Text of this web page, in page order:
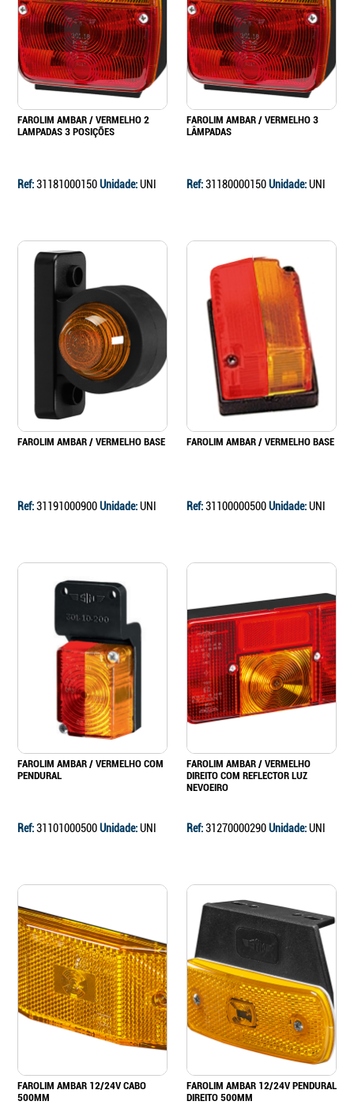
FAROLIM AMBAR / VERMELHO 2
LAMPADAS 3 POSIÇÕES
Ref:31181000150Unidade:UNI
FAROLIM AMBAR / VERMELHO 3
LÂMPADAS
Ref:31180000150Unidade:UNI
FAROLIM AMBAR / VERMELHO BASE
Ref:31191000900Unidade:UNI
FAROLIM AMBAR / VERMELHO BASE
Ref:31100000500Unidade:UNI
FAROLIM AMBAR / VERMELHO COM
PENDURAL
Ref:31101000500Unidade:UNI
FAROLIM AMBAR / VERMELHO
DIREITO COM REFLECTOR LUZ
NEVOEIRO
Ref:31270000290Unidade:UNI
FAROLIM AMBAR 12/24V CABO
500MM
FAROLIM AMBAR 12/24V PENDURAL
DIREITO 500MM
Continuar a comprar
Ir para o carrinho